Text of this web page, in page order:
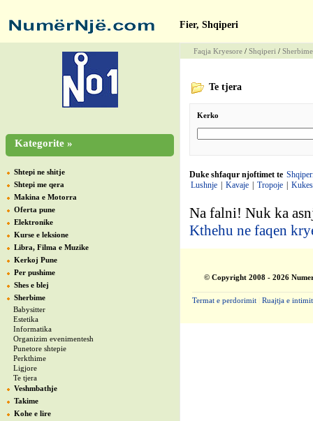
Fier, Shqiperi
Kategorite »
Shtepi ne shitje
Shtepi me qera
Makina e Motorra
Oferta pune
Elektronike
Kurse e leksione
Libra, Filma e Muzike
Kerkoj Pune
Per pushime
Shes e blej
Sherbime
Babysitter
Estetika
Informatika
Organizim evenimentesh
Punetore shtepie
Perkthime
Ligjore
Te tjera
Veshmbathje
Takime
Kohe e lire
Faqja Kryesore / Shqiperi / Sherbime
Te tjera
Kerko
Duke shfaqur njoftimet te
Lushnje
Kavaje Tropoje Kukes
Na falni! Nuk ka
Kthehu ne faqen
© Copyright 2008 - 2026
Termat e perdorimit Ruajtja e